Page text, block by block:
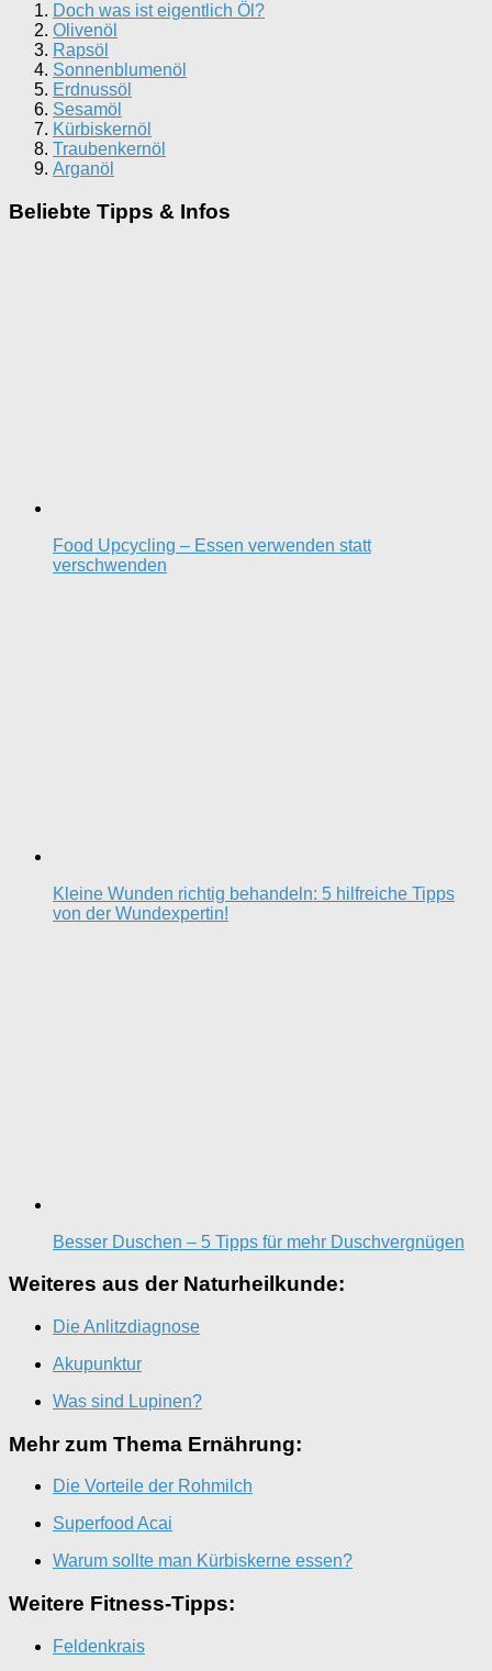
Doch was ist eigentlich Öl?
Olivenöl
Rapsöl
Sonnenblumenöl
Erdnussöl
Sesamöl
Kürbiskernöl
Traubenkernöl
Arganöl
Beliebte Tipps & Infos
Food Upcycling – Essen verwenden statt
verschwenden
Kleine Wunden richtig behandeln: 5 hilfreiche Tipps
von der Wundexpertin!
Besser Duschen – 5 Tipps für mehr Duschvergnügen
Weiteres aus der Naturheilkunde:
Die Anlitzdiagnose
Akupunktur
Was sind Lupinen?
Mehr zum Thema Ernährung:
Die Vorteile der Rohmilch
Superfood Acai
Warum sollte man Kürbiskerne essen?
Weitere Fitness-Tipps:
Feldenkrais